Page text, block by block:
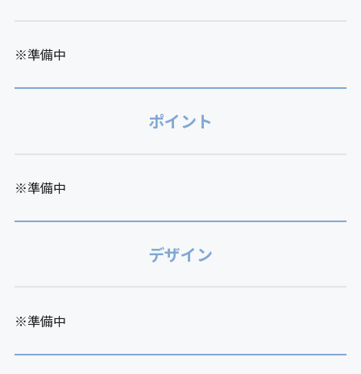
※準備中
ポイント
※準備中
デザイン
※準備中